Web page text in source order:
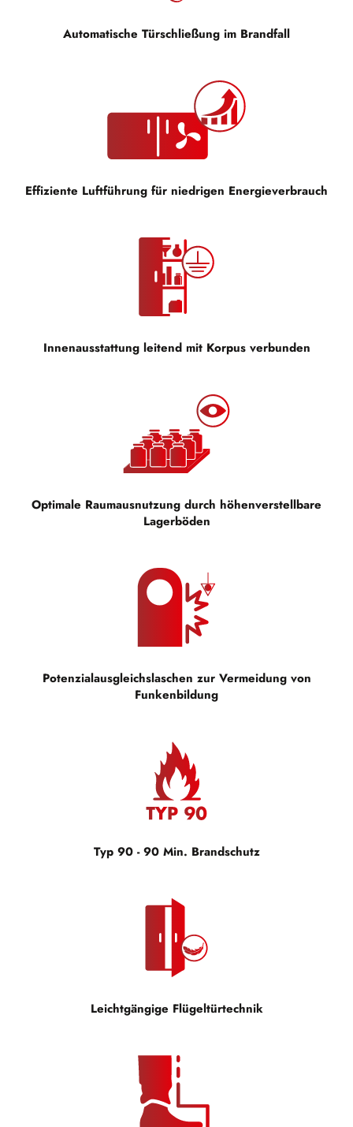
Automatische Türschließung im Brandfall
Effiziente Luftführung für niedrigen Energieverbrauch
Innenausstattung leitend mit Korpus verbunden
Optimale Raumausnutzung durch höhenverstellbare
Lagerböden
Potenzialausgleichslaschen zur Vermeidung von
Funkenbildung
Typ 90 - 90 Min. Brandschutz
Leichtgängige Flügeltürtechnik